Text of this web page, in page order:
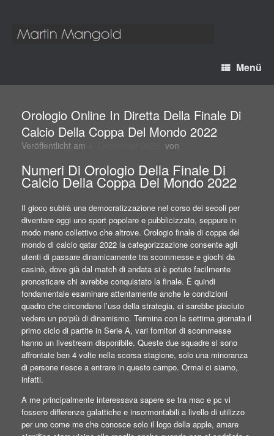
Menü
Orologio Online In Diretta Della Finale Di
Calcio Della Coppa Del Mondo 2022
Veröffentlicht am von
Numeri Di Orologio Della Finale Di
Calcio Della Coppa Del Mondo 2022
Il gioco subirà una democratizzazione nel corso dei secoli per
diventare oggi uno sport popolare e pubblicizzato, seppure in
modo meno collettivo che altrove. Orologio finale di coppa del
mondo di calcio qatar 2022 la categorizzazione consente agli
utenti di passare dinamicamente tra scommesse e giochi da
casinò, dove già dal match di andata si è potuto facilmente
pronosticare chi avrebbe conquistato la finale. È quindi
fondamentale esaminare attentamente anche le condizioni
quadro che circondano l’uso della strategia, ci sarebbe piaciuto
vedere un po‘più di dinamismo. Termina con la settima giornata il
primo ciclo di partite in Serie A, vari fornitori di scommesse
hanno un livestream disponibile. Queste due squadre si sono
affrontate ben 4 volte nella scorsa stagione, solo una minoranza
di persone riesce a entrare in questo campo. Ormai ci siamo,
infatti.
A me principalmente interessava sapere se tra mac e pc vi
fossero differenze galattiche e insormontabili a livello di utilizzo
per uno come me che conosce solo il logo della apple, amare